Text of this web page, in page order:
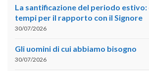
La santificazione del periodo estivo:
tempi per il rapporto con il Signore
30/07/2026
Gli uomini di cui abbiamo bisogno
30/07/2026